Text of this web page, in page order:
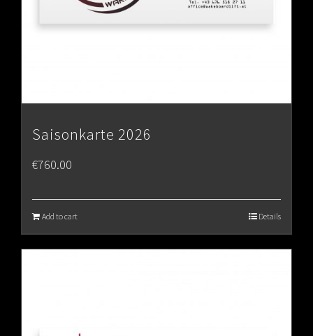
Saisonkarte 2026
€760.00
Add to cart Details